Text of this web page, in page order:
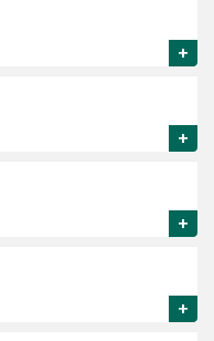
+
+
+
+